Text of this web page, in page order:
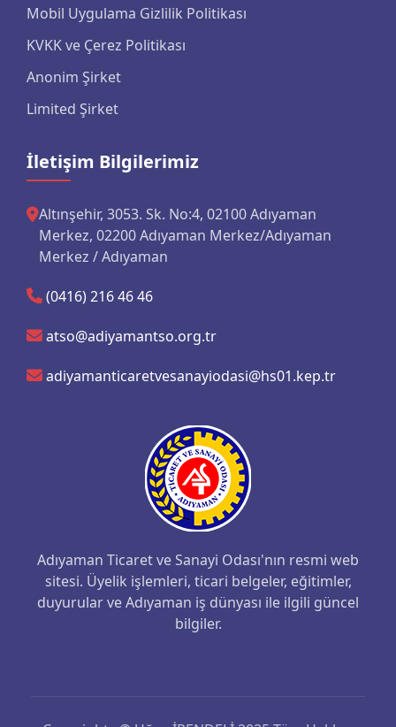
Mobil Uygulama Gizlilik Politikası
KVKK ve Çerez Politikası
Anonim Şirket
Limited Şirket
İletişim Bilgilerimiz
Altınşehir, 3053. Sk. No:4, 02100 Adıyaman
Merkez, 02200 Adıyaman Merkez/Adıyaman
Merkez / Adıyaman
(0416) 216 46 46
atso@adiyamantso.org.tr
adiyamanticaretvesanayiodasi@hs01.kep.tr
Adıyaman Ticaret ve Sanayi Odası'nın resmi web
sitesi. Üyelik işlemleri, ticari belgeler, eğitimler,
duyurular ve Adıyaman iş dünyası ile ilgili güncel
bilgiler.